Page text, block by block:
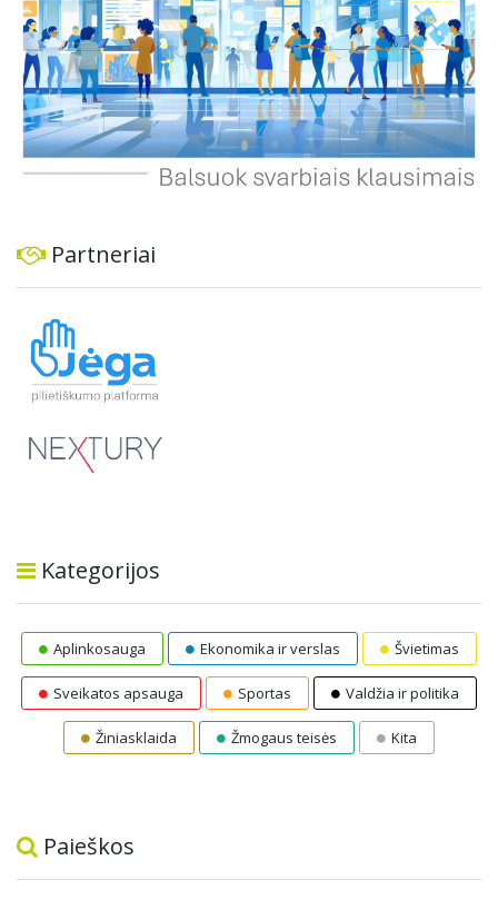
Partneriai
Kategorijos
Aplinkosauga Ekonomika ir verslas Švietimas
Sveikatos apsauga Sportas Valdžia ir politika
Žiniasklaida Žmogaus teisės Kita
Paieškos